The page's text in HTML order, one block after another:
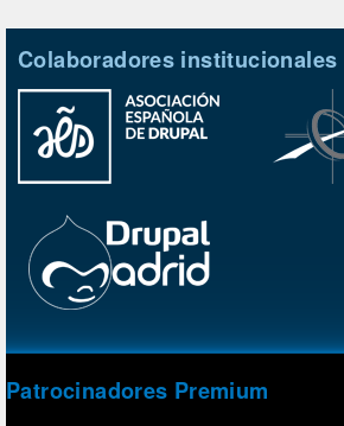
Colaboradores institucionales
Patrocinadores Premium